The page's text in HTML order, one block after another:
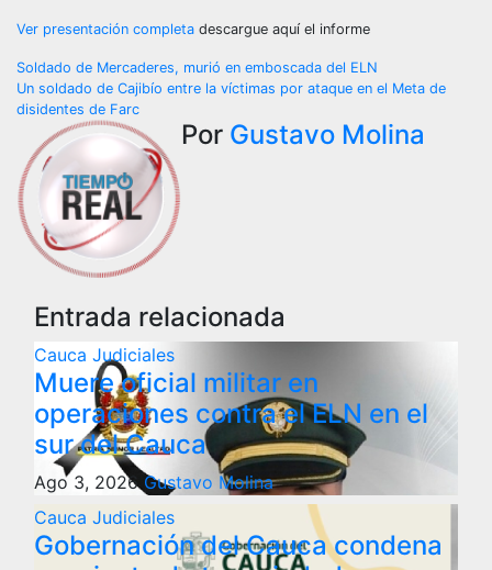
Ver presentación completa descargue aquí el informe
Navegación
de
entradas
Soldado de Mercaderes, murió en emboscada del ELN
Un soldado de Cajibío entre la víctimas por ataque en el Meta de
disidentes de Farc
Por Gustavo Molina
Entrada relacionada
Cauca Judiciales
Muere oficial militar en
operaciones contra el ELN en el
sur del Cauca
Ago 3, 2026 Gustavo Molina
Cauca Judiciales
Gobernación del Cauca condena